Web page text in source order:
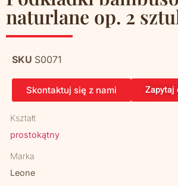
naturlane op. 2
SKU S0071
Skontaktuj się z nami Zapytaj
Kształt
prostokątny
Marka
Leone